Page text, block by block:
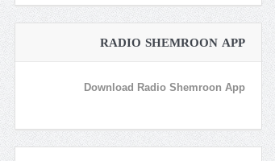
RADIO SHEMROON APP
Download Radio Shemroon App